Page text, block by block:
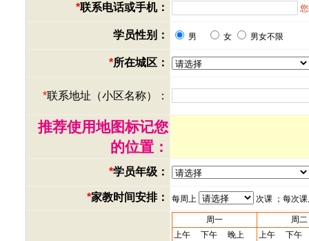
*联系电话或手机：
学员性别： 男 女 男女不限
*所在城区：
*联系地址（小区名称）：
推荐使用地图标记您
的位置：
*学员年级：
*家教时间安排： 每周上 次课 ；每次
周一
周二
上午
下午 晚上 上午 下午